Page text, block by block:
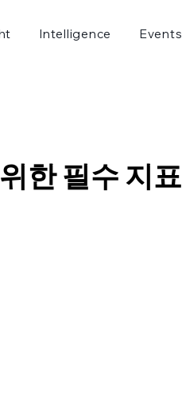
Intelligence Events
한 필수 지표